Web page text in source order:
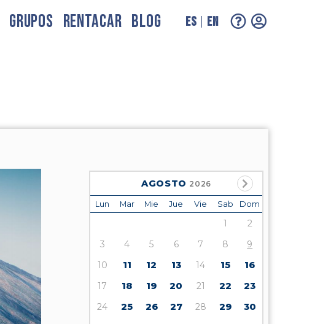
GRUPOS RENTACAR BLOG ES EN
AGOSTO 2026
Lun Mar Mie Jue Vie Sab Dom
1
2
3
4 5 6 7 8
9
10
11 12 13 14 15
16
17
18 19 20 21 22
23
24
25 26 27 28 29
30